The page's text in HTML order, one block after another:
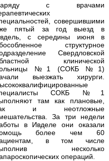
с врачами
совершившими
пятый за год выезд в
с середины июня в
структурное
Свердловской
клинической
№1 (СОКБ №1)
выезжать хирурги.
СОКБ №1
там как плановые,
и неотложные
За три недели
в Ивделе они оказали
более чем 60
в том числе
несколько
операций.